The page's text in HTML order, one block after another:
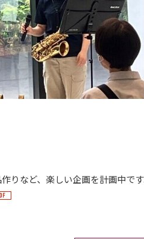
りなど、楽しい企画を計画中で